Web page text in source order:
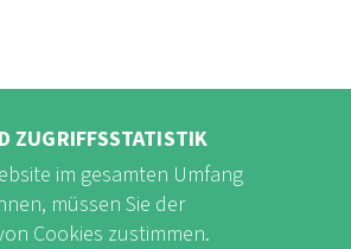
ZUGRIFFSSTATISTIK
im gesamten Umfang
müssen Sie der
Cookies zustimmen.